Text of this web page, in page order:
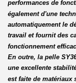
performances de
également d'une
automatiquement le
travail et fournit des
fonctionnement
En outre, la pelle
une excellente
est faite de matériaux